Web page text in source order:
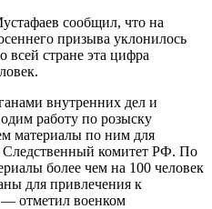
сообщил, что на
призыва уклонилось
всей стране эта цифра
внутренних дел и
работу по розыску
материалы по ним для
Следственный комитет РФ. По
более чем на 100 человек
для привлечения к
— отметил военком